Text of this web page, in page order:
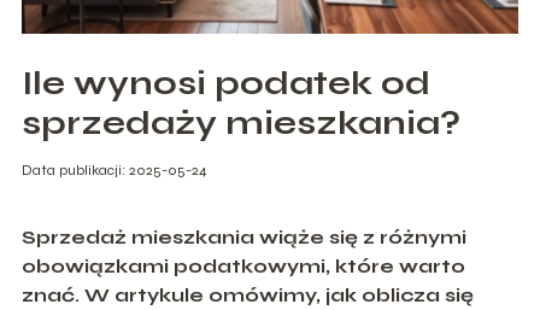
Ile wynosi podatek od
sprzedaży mieszkania?
Data publikacji: 2025-05-24
Sprzedaż mieszkania wiąże się z różnymi
obowiązkami podatkowymi, które warto
znać. W artykule omówimy, jak oblicza się